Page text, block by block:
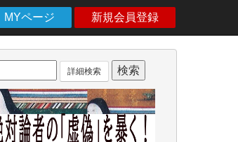
MYページ 新規会員登録
詳細検索